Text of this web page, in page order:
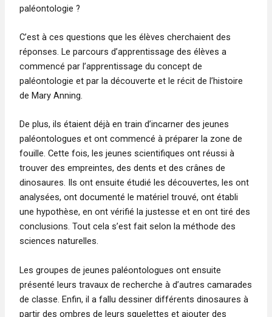
paléontologie ?
C’est à ces questions que les élèves cherchaient des
réponses. Le parcours d’apprentissage des élèves a
commencé par l’apprentissage du concept de
paléontologie et par la découverte et le récit de l’histoire
de Mary Anning.
De plus, ils étaient déjà en train d’incarner des jeunes
paléontologues et ont commencé à préparer la zone de
fouille. Cette fois, les jeunes scientifiques ont réussi à
trouver des empreintes, des dents et des crânes de
dinosaures. Ils ont ensuite étudié les découvertes, les ont
analysées, ont documenté le matériel trouvé, ont établi
une hypothèse, en ont vérifié la justesse et en ont tiré des
conclusions. Tout cela s’est fait selon la méthode des
sciences naturelles.
Les groupes de jeunes paléontologues ont ensuite
présenté leurs travaux de recherche à d’autres camarades
de classe. Enfin, il a fallu dessiner différents dinosaures à
partir des ombres de leurs squelettes et ajouter des